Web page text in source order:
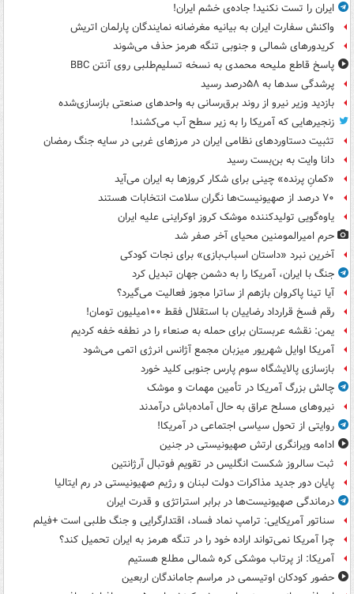
ایران را تست نکنید! جاده‌ی خشم ایران!
واکنش سفارت ایران به بیانیه مغرضانه نمایندگان پارلمان اتریش
کریدورهای شمالی و جنوبی تنگه هرمز حذف می‌شوند
پاسخ قاطع ملیحه محمدی به نسخه تسلیم‌طلبی روی آنتن BBC
پرشدگی سدها به ۵۸درصد رسید
بازدید وزیر نیرو از روند برق‌رسانی به واحدهای صنعتی بازسازی‌شده
زنجیرهایی که آمریکا را به زیر سطح آب می‌کشند!
تثبیت دستاوردهای نظامی ایران در مرزهای غربی در سایه جنگ رمضان
دانا وایت به بن‌بست رسید
«کمانِ پرنده» چینی برای شکار کروزها به ایران می‌آید
۷۰ درصد از صهیونیست‌ها نگران سلامت انتخابات هستند
یاوه‌گویی تولیدکننده موشک کروز اوکراینی علیه ایران
حرم امیرالمومنین محیای آخر صفر شد
آخرین نبرد «داستان اسباب‌بازی» برای نجات کودکی
جنگ با ایران، آمریکا را به دشمن جهان تبدیل کرد
آیا تینا پاکروان بازهم از ساترا مجوز فعالیت می‌گیرد؟
رقم فسخ قرارداد رضاییان با استقلال فقط ۱۰۰میلیون تومان!
یمن: نقشه عربستان برای حمله به صنعاء را در نطفه خفه کردیم
آمریکا اوایل شهریور میزبان مجمع آژانس انرژی اتمی می‌شود
بازسازی پالایشگاه سوم پارس جنوبی کلید خورد
چالش بزرگ آمریکا در تأمین مهمات و موشک
نیروهای مسلح عراق به حال آماده‌باش درآمدند
روایتی از تحول سیاسی اجتماعی در آمریکا!
ادامه ویرانگری ارتش صهیونیستی در جنین
ثبت سالروز شکست انگلیس در تقویم فوتبال آرژانتین
پایان دور جدید مذاکرات دولت لبنان و رژیم صهیونیستی در رم ایتالیا
درماندگی صهیونیست‌ها در برابر استراتژی و قدرت ایران
سناتور آمریکایی: ترامپ نماد فساد، اقتدارگرایی و جنگ طلبی است +فیلم
چرا آمریکا نمی‌تواند اراده خود را در تنگه هرمز به ایران تحمیل کند؟
آمریکا: از پرتاب موشکی کره شمالی مطلع هستیم
حضور کودکان اوتیسمی در مراسم جاماندگان اربعین